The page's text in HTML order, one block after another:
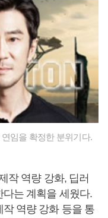
임을 확정한 분위기다.
작 역량 강화, 딥러
는 계획을 세웠다.
역량 강화 등을 통